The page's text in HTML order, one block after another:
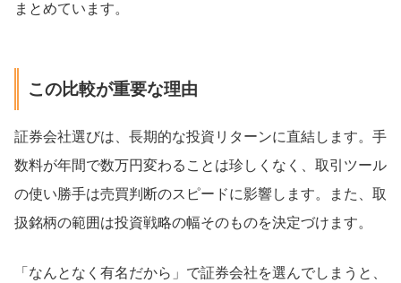
まとめています。
この比較が重要な理由
証券会社選びは、長期的な投資リターンに直結します。手
数料が年間で数万円変わることは珍しくなく、取引ツール
の使い勝手は売買判断のスピードに影響します。また、取
扱銘柄の範囲は投資戦略の幅そのものを決定づけます。
「なんとなく有名だから」で証券会社を選んでしまうと、